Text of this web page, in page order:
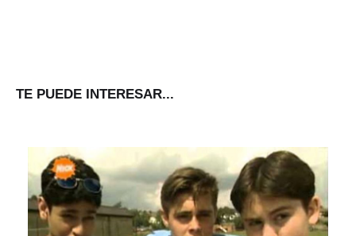
TE PUEDE INTERESAR...